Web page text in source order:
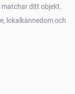
ditt objekt.
lokalkännedom och